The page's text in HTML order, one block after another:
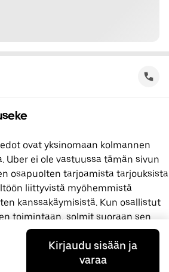
ovat yksinomaan kolmannen
Uber ei ole vastuussa tämän sivun
osapuolten tarjoamista tarjouksista
liittyvistä myöhemmistä
kanssakäymisistä. Kun osallistut
toimintaan, solmit suoraan sen
Uber ei ole osapuolena. Jos
ota yhteyttä suoraan kolmanteen
Kirjaudu sisään ja
varaa